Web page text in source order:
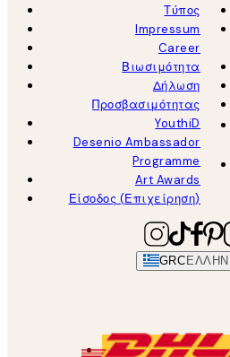
Τύπος
Impressum
Career
Βιωσιμότητα
Δήλωση
Προσβασιμότητας
YouthiD
Desenio Ambassador
Programme
Art Awards
Είσοδος (Επιχείρηση)
GRC